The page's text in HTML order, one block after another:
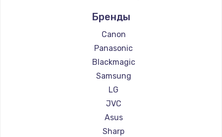
900 руб.
Заказать
Замена регулятора режимов конфорки
900 руб.
Заказать
Замена сенсорного датчика
1300 руб.
Бренды
Canon
Panasonic
Blackmagic
Samsung
LG
JVC
Asus
Sharp